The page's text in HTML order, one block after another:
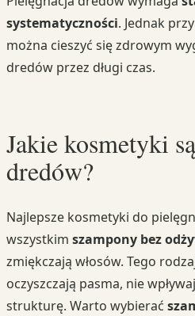
systematyczności. Jednak
można cieszyć się zdrowym
dredów przez długi czas.
Jakie kosmetyki
dredów?
Najlepsze kosmetyki do
wszystkim szampony bez
zmiękczają włosów. Tego
oczyszczają pasma, nie
strukturę. Warto wybierać